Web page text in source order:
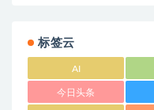
标签云
AI
今日头条